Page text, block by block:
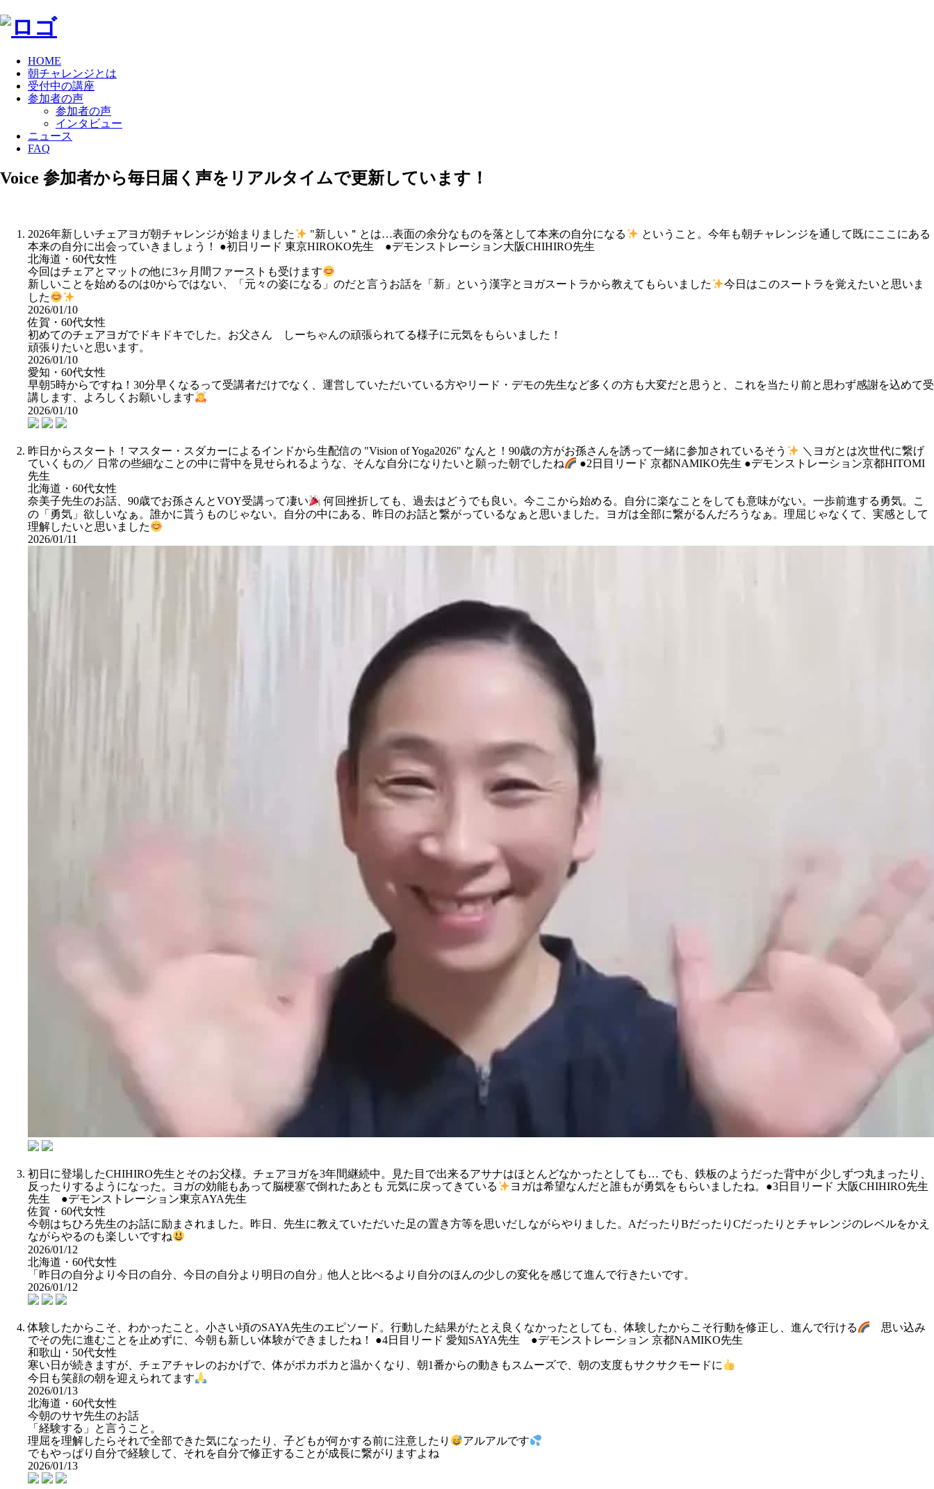
HOME
朝チャレンジとは
受付中の講座
参加者の声
参加者の声
インタビュー
ニュース
FAQ
Voice 参加者から毎日届く声をリアルタイムで更新しています！
2026年新しいチェアヨガ朝チャレンジが始まりました "新しい＂とは…表面の余分なものを落として本来の自分になる
ということ。今年も朝チャレンジを通して既にここにある
本来の自分に出会っていきましょう！ ●初日リード 東京HIROKO先生 ●デモンストレーション大阪CHIHIRO先生
北海道・60代女性
今回はチェアとマットの他に3ヶ月間ファーストも受けます
新しいことを始めるのは0からではない、「元々の姿になる」のだと言うお話を「新」という漢字とヨガスートラから教えてもらいました
今日はこのスートラを覚えたいと思いま
した
2026/01/10
佐賀・60代女性
初めてのチェアヨガでドキドキでした。お父さん しーちゃんの頑張られてる様子に元気をもらいました！
頑張りたいと思います。
2026/01/10
愛知・60代女性
早朝5時からですね！30分早くなるって受講者だけでなく、運営していただいている方やリード・デモの先生など多くの方も大変だと思うと、これを当たり前と思わず感謝を込めて受
講します、よろしくお願いします
2026/01/10
昨日からスタート！マスター・スダカーによるインドから生配信の "Vision of Yoga2026" なんと！90歳の方がお孫さんを誘って一緒に参加されているそう
＼ヨガとは次世代に繋げ
ていくもの／ 日常の些細なことの中に背中を見せられるような、そんな自分になりたいと願った朝でしたね
●2日目リード 京都NAMIKO先生 ●デモンストレーション京都HITOMI
先生
北海道・60代女性
奈美子先生のお話、90歳でお孫さんとVOY受講って凄い
何回挫折しても、過去はどうでも良い。今ここから始める。自分に楽なことをしても意味がない。一歩前進する勇気。こ
の「勇気」欲しいなぁ。誰かに貰うものじゃない。自分の中にある、昨日のお話と繋がっているなぁと思いました。ヨガは全部に繋がるんだろうなぁ。理屈じゃなくて、実感として
理解したいと思いました
2026/01/11
初日に登場したCHIHIRO先生とそのお父様。チェアヨガを3年間継続中。見た目で出来るアサナはほとんどなかったとしても… でも、鉄板のようだった背中が 少しずつ丸まったり、
反ったりするようになった。ヨガの効能もあって脳梗塞で倒れたあとも 元気に戻ってきている
ヨガは希望なんだと誰もが勇気をもらいましたね。●3日目リード 大阪CHIHIRO先生
先生 ●デモンストレーション東京AYA先生
佐賀・60代女性
今朝はちひろ先生のお話に励まされました。昨日、先生に教えていただいた足の置き方等を思いだしながらやりました。AだったりBだったりCだったりとチャレンジのレベルをかえ
ながらやるのも楽しいですね
2026/01/12
北海道・60代女性
「昨日の自分より今日の自分、今日の自分より明日の自分」他人と比べるより自分のほんの少しの変化を感じて進んで行きたいです。
2026/01/12
体験したからこそ、わかったこと。小さい頃のSAYA先生のエピソード。行動した結果がたとえ良くなかったとしても、体験したからこそ行動を修正し、進んで行ける
思い込み
でその先に進むことを止めずに、今朝も新しい体験ができましたね！ ●4日目リード 愛知SAYA先生 ●デモンストレーション 京都NAMIKO先生
和歌山・50代女性
寒い日が続きますが、チェアチャレのおかげで、体がポカポカと温かくなり、朝1番からの動きもスムーズで、朝の支度もサクサクモードに
今日も笑顔の朝を迎えられてます
2026/01/13
北海道・60代女性
今朝のサヤ先生のお話
「経験する」と言うこと。
理屈を理解したらそれで全部できた気になったり、子どもが何かする前に注意したり
アルアルです
でもやっぱり自分で経験して、それを自分で修正することが成長に繋がりますよね
2026/01/13